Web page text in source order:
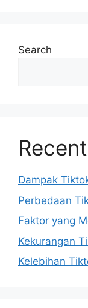
Search
Dampak
Perbedaan
Faktor yang
Kekurangan
Kelebihan